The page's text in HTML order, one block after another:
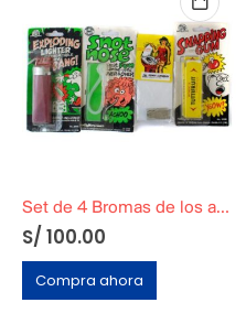
Set de 4 Bromas de los años 90
S/ 100.00
Compra ahora